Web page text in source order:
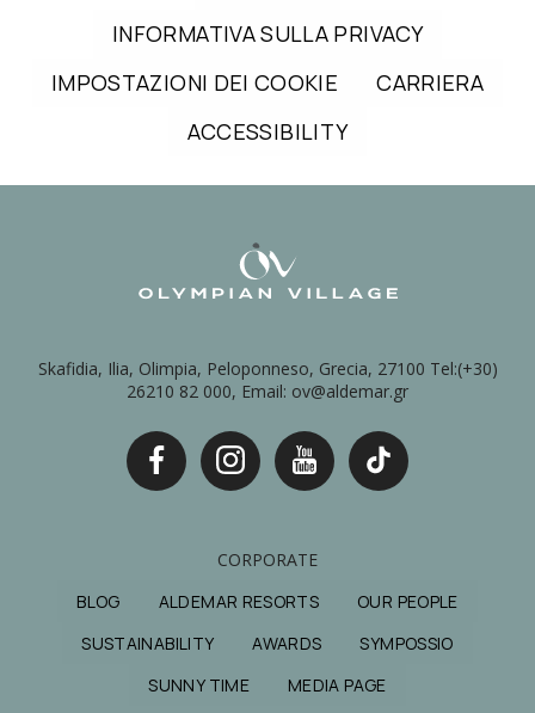
INFORMATIVA SULLA PRIVACY
IMPOSTAZIONI DEI COOKIE
CARRIERA
ACCESSIBILITY
Skafidia, Ilia, Olimpia, Peloponneso, Grecia, 27100 Tel:(+30)
26210 82 000, Email: ov@aldemar.gr
CORPORATE
BLOG
ALDEMAR RESORTS
OUR PEOPLE
SUSTAINABILITY
AWARDS
SYMPOSSIO
SUNNY TIME
MEDIA PAGE